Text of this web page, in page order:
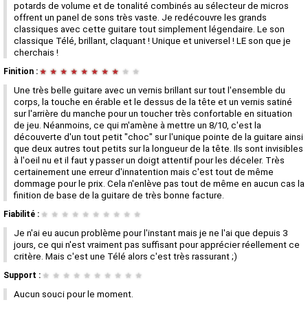
potards de volume et de tonalité combinés au sélecteur de micros
offrent un panel de sons très vaste. Je redécouvre les grands
classiques avec cette guitare tout simplement légendaire. Le son
classique Télé, brillant, claquant ! Unique et universel ! LE son que je
cherchais !
Finition : ★ ★ ★ ★ ★ ★ ★ ★ ★ ★
Une très belle guitare avec un vernis brillant sur tout l'ensemble du
corps, la touche en érable et le dessus de la tête et un vernis satiné
sur l'arrière du manche pour un toucher très confortable en situation
de jeu. Néanmoins, ce qui m'amène à mettre un 8/10, c'est la
découverte d'un tout petit "choc" sur l'unique pointe de la guitare ainsi
que deux autres tout petits sur la longueur de la tête. Ils sont invisibles
à l'oeil nu et il faut y passer un doigt attentif pour les déceler. Très
certainement une erreur d'innatention mais c'est tout de même
dommage pour le prix. Cela n'enlève pas tout de même en aucun cas la
finition de base de la guitare de très bonne facture.
Fiabilité : ★ ★ ★ ★ ★ ★ ★ ★ ★ ★
Je n'ai eu aucun problème pour l'instant mais je ne l'ai que depuis 3
jours, ce qui n'est vraiment pas suffisant pour apprécier réellement ce
critère. Mais c'est une Télé alors c'est très rassurant ;)
Support : ★ ★ ★ ★ ★ ★ ★ ★ ★ ★
Aucun souci pour le moment.